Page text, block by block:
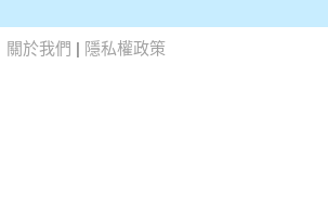
關於我們 | 隱私權政策